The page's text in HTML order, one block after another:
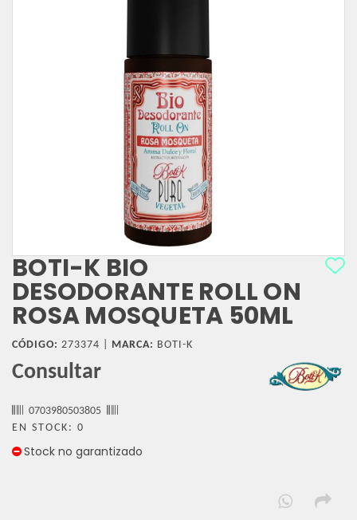
BOTI-K BIO
DESODORANTE ROLL ON
ROSA MOSQUETA 50ML
CÓDIGO: 273374 | MARCA: BOTI-K
Consultar
0703980503805
EN STOCK: 0
Stock no garantizado